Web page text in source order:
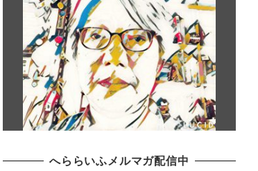
へららいふメルマガ配信中